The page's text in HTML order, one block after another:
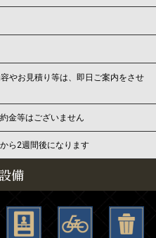
やお見積り等は、即日ご案内をさせ
金等はございません
ら2週間後になります
備